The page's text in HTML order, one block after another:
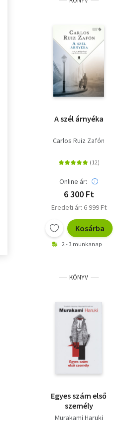
A szél árnyéka
Carlos Ruiz Zafón
Online ár:
6 300 Ft
Eredeti ár: 6 999 Ft
Kosárba
2 - 3 munkanap
KÖNYV
Egyes szám első
személy
Murakami Haruki